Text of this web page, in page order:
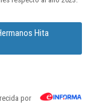
Hita
por